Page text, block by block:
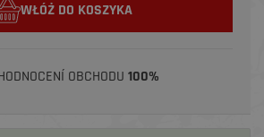
WŁÓŻ DO KOSZYKA
OBCHODU 100%